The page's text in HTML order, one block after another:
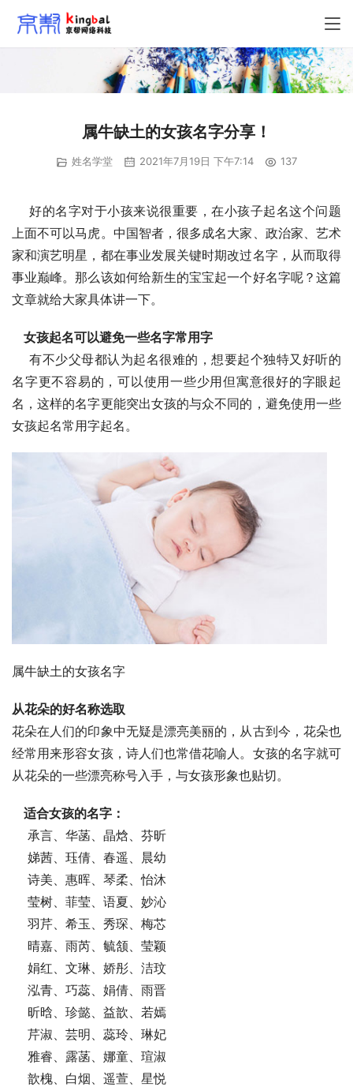
属牛缺土的女孩名字分享！
姓名学堂 2021年7月19日 下午7:14 137
上面不可以马虎。中国智者，很多成名大家、政治家、艺术
家和演艺明星，都在事业发展关键时期改过名字，从而取得
事业巅峰。那么该如何给新生的宝宝起一个好名字呢？这篇
文章就给大家具体讲一下。
女孩起名可以避免一些名字常用字
名字更不容易的，可以使用一些少用但寓意很好的字眼起
名，这样的名字更能突出女孩的与众不同的，避免使用一些
女孩起名常用字起名。
属牛缺土的女孩名字
从花朵的好名称选取
花朵在人们的印象中无疑是漂亮美丽的，从古到今，花朵也
经常用来形容女孩，诗人们也常借花喻人。女孩的名字就可
从花朵的一些漂亮称号入手，与女孩形象也贴切。
适合女孩的名字：
承言、华菡、晶焓、芬昕
娣茜、珏倩、春遥、晨幼
诗美、惠晖、琴柔、怡沐
莹树、菲莹、语夏、妙沁
羽芹、希玉、秀琛、梅芯
晴嘉、雨芮、毓颔、莹颖
娟红、文琳、娇彤、洁玟
泓青、巧蕊、娟倩、雨晋
昕晗、珍懿、益歆、若嫣
芹淑、芸明、蕊玲、琳妃
雅睿、露菡、娜童、瑄淑
歆槐、白烟、遥萱、星悦